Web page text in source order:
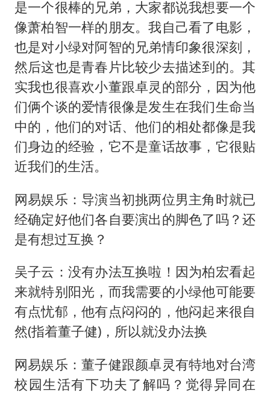
是一个很棒的兄弟，大家都说我想要一个
像萧柏智一样的朋友。我自己看了电影，
也是对小绿对阿智的兄弟情印象很深刻，
然后这也是青春片比较少去描述到的。其
实我也很喜欢小董跟卓灵的部分，因为他
们俩个谈的爱情很像是发生在我们生命当
中的，他们的对话、他们的相处都像是我
们身边的经验，它不是童话故事，它很贴
近我们的生活。
网易娱乐：导演当初挑两位男主角时就已
经确定好他们各自要演出的脚色了吗？还
是有想过互换？
吴子云：没有办法互换啦！因为柏宏看起
来就特别阳光，而我需要的小绿他可能要
有点忧郁，他有点闷闷的，他闷起来很自
然(指着董子健)，所以就没办法换
网易娱乐：董子健跟颜卓灵有特地对台湾
校园生活有下功夫了解吗？觉得异同在